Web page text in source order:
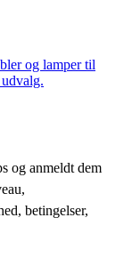
og lamper til
og anmeldt dem
betingelser,